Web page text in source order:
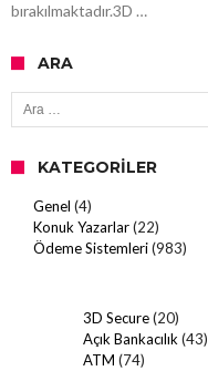
bırakılmaktadır.3D …
ARA
Arama:
KATEGORILER
Genel (4)
Konuk Yazarlar(22)
Ödeme Sistemleri(983)
3D Secure(20)
Açık Bankacılık(43)
ATM (74)